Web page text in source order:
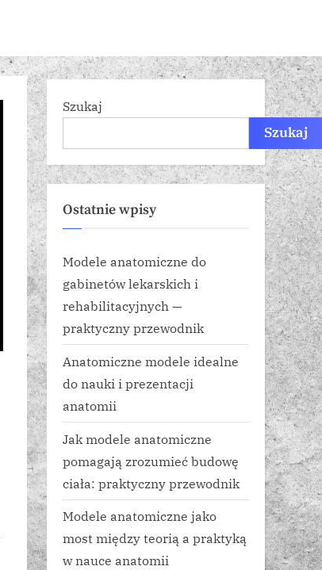
Szukaj
Szukaj
Ostatnie wpisy
Modele anatomiczne do
gabinetów lekarskich i
rehabilitacyjnych —
praktyczny przewodnik
Anatomiczne modele idealne
do nauki i prezentacji
anatomii
Jak modele anatomiczne
pomagają zrozumieć budowę
ciała: praktyczny przewodnik
Modele anatomiczne jako
most między teorią a praktyką
w nauce anatomii